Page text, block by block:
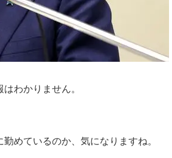
わかりません。
めているのか、気になりますね。